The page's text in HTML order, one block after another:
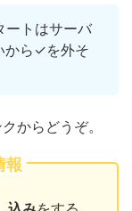
ートはサーバ
から✓を外そ
からどうぞ。
報